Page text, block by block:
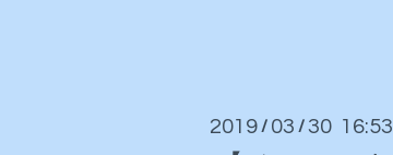
2019 / 03 /30 16:53